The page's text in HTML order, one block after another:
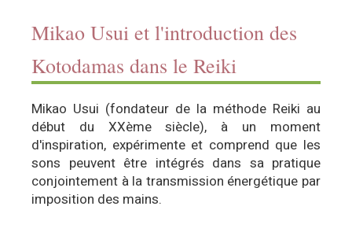
Mikao Usui et l'introduction des
Kotodamas dans le Reiki
Mikao Usui (fondateur de la méthode Reiki au
début du XXème siècle), à un moment
d'inspiration, expérimente et comprend que les
sons peuvent être intégrés dans sa pratique
conjointement à la transmission énergétique par
imposition des mains.